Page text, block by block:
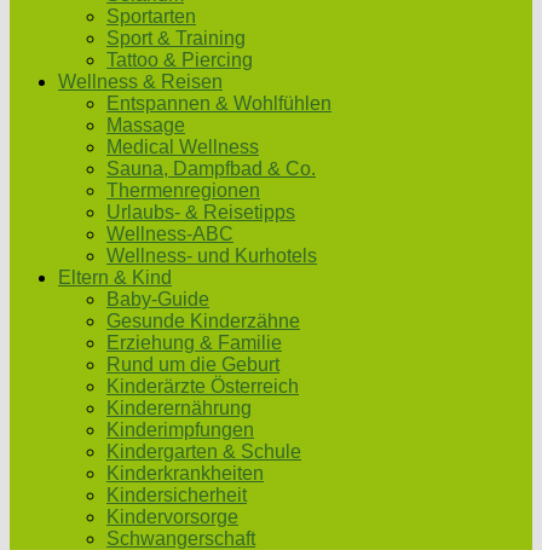
Sportarten
Sport & Training
Tattoo & Piercing
Wellness & Reisen
Entspannen & Wohlfühlen
Massage
Medical Wellness
Sauna, Dampfbad & Co.
Thermenregionen
Urlaubs- & Reisetipps
Wellness-ABC
Wellness- und Kurhotels
Eltern & Kind
Baby-Guide
Gesunde Kinderzähne
Erziehung & Familie
Rund um die Geburt
Kinderärzte Österreich
Kinderernährung
Kinderimpfungen
Kindergarten & Schule
Kinderkrankheiten
Kindersicherheit
Kindervorsorge
Schwangerschaft